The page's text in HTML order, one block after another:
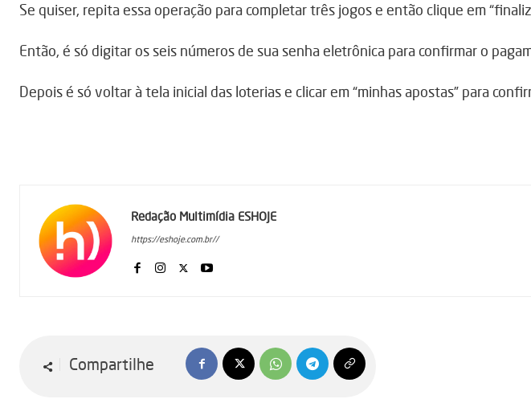
Se quiser, repita essa operação para completar três jogos e então clique em
Então, é só digitar os seis números de sua senha eletrônica para confirmar o
Depois é só voltar à tela inicial das loterias e clicar em “minhas apostas” para
Redação Multimídia ESHOJE
https://eshoje.com.br//
Compartilhe